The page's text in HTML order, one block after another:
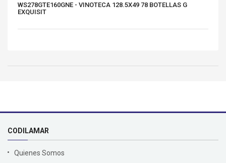
WS278GTE160GNE - VINOTECA 128.5X49 78 BOTELLAS G
EXQUISIT
CODILAMAR
Quienes Somos